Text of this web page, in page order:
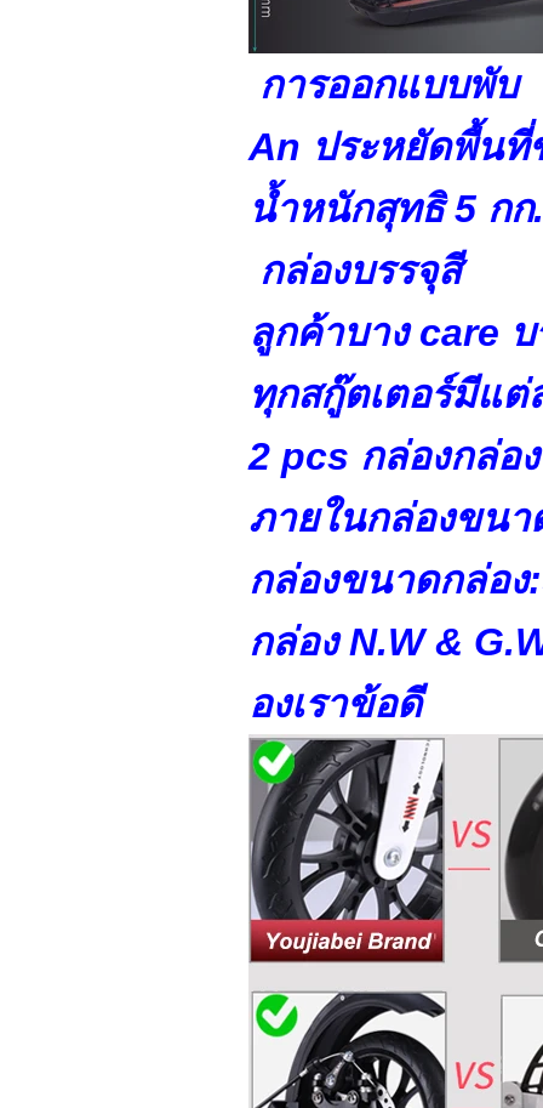
การออกแบบพับ
An ประหยัดพื้น
น้ำหนักสุทธิ 5 ก
กล่องบรรจุสี
ลูกค้าบาง care บ
ทุกสกู๊ตเตอร์มีแต่
2 pcs กล่องกล่อง
ภายในกล่องขนา
กล่องขนาดกล่อง
กล่อง N.W &
องเราข้อดี